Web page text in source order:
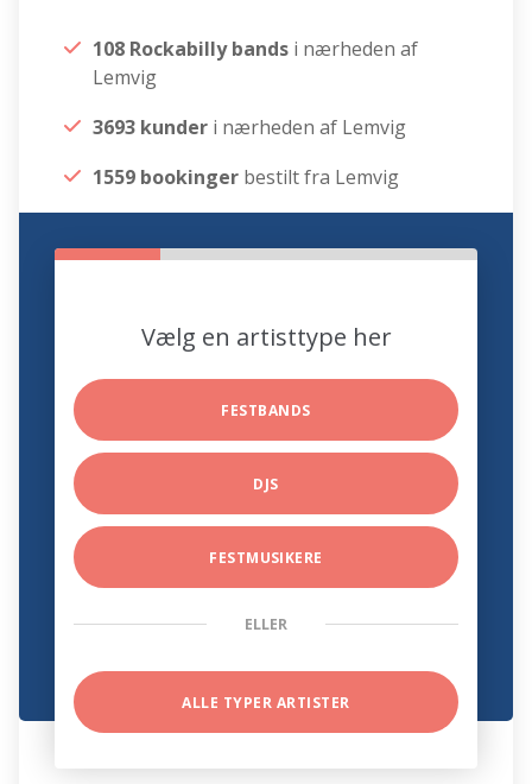
108 Rockabilly bands i nærheden af
Lemvig
3693 kunder i nærheden af Lemvig
1559 bookinger bestilt fra Lemvig
Vælg en artisttype her
FESTBANDS
DJS
FESTMUSIKERE
ELLER
ALLE TYPER ARTISTER